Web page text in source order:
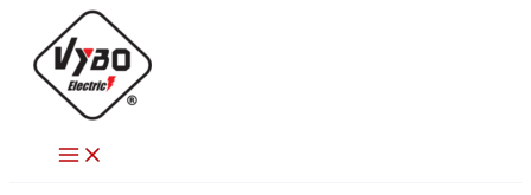
naar